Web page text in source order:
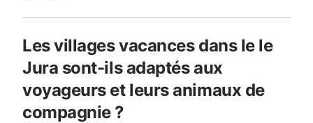
Les villages vacances dans le le
Jura sont-ils adaptés aux
voyageurs et leurs animaux de
compagnie ?